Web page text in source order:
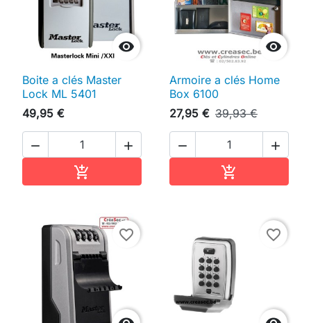

Boite a clés Master
Lock ML 5401
49,95 €
 


Armoire a clés Home
Box 6100
27,95 € 39,93 €
 

favorite_border favorite_border